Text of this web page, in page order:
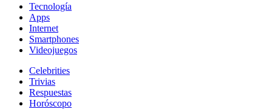
Tecnología
Apps
Internet
Smartphones
Videojuegos
Celebrities
Trivias
Respuestas
Horóscopo